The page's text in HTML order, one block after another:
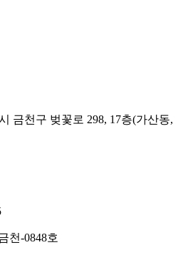
금천구 벚꽃로 298, 17층(가산동,
천-0848호